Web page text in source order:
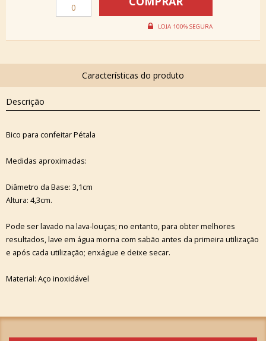
Descrição
Bico para confeitar Pétala
Medidas aproximadas:
Diâmetro da Base: 3,1cm
Altura: 4,3cm.
Pode ser lavado na lava-louças; no entanto, para obter melhores
resultados, lave em água morna com sabão antes da primeira utilização
e após cada utilização; enxágue e deixe secar.
Material: Aço inoxidável